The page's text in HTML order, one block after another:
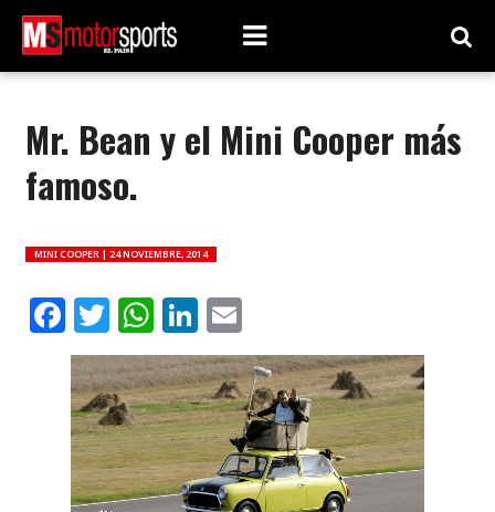
Mr. Bean y el Mini Cooper más
famoso.
MINI COOPER | 24 NOVIEMBRE, 2014
Facebook
Twitter
WhatsApp
LinkedIn
Email